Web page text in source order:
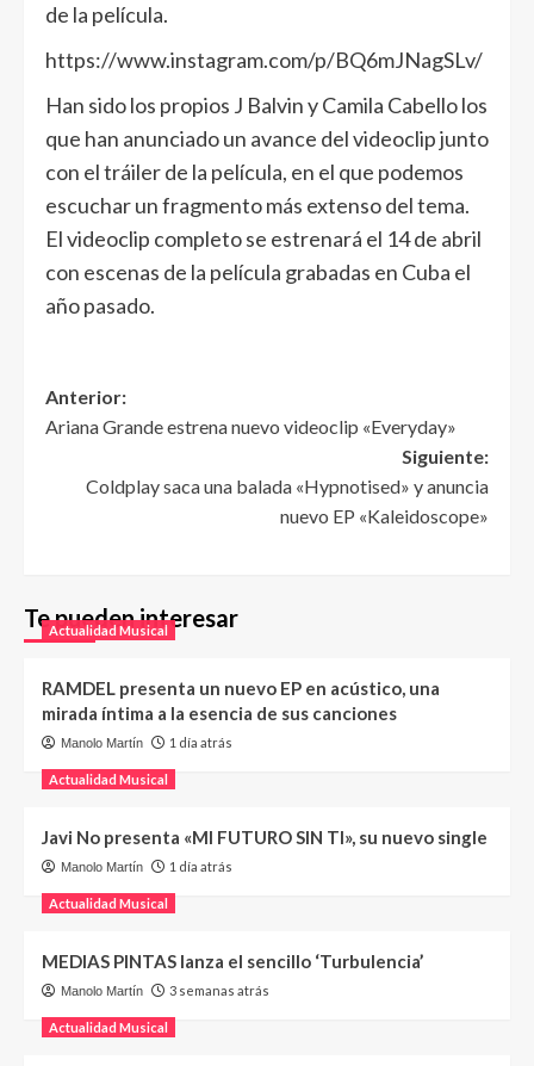
de la película.
https://www.instagram.com/p/BQ6mJNagSLv/
Han sido los propios J Balvin y Camila Cabello los
que han anunciado un avance del videoclip junto
con el tráiler de la película, en el que podemos
escuchar un fragmento más extenso del tema.
El videoclip completo se estrenará el 14 de abril
con escenas de la película grabadas en Cuba el
año pasado.
Anterior:
Ariana Grande estrena nuevo videoclip «Everyday»
Siguiente:
Coldplay saca una balada «Hypnotised» y anuncia
nuevo EP «Kaleidoscope»
Te pueden interesar
Actualidad Musical
RAMDEL presenta un nuevo EP en acústico, una
mirada íntima a la esencia de sus canciones
Manolo Martín 1 día atrás
Actualidad Musical
Javi No presenta «MI FUTURO SIN TI», su nuevo single
Manolo Martín 1 día atrás
Actualidad Musical
MEDIAS PINTAS lanza el sencillo ‘Turbulencia’
Manolo Martín 3 semanas atrás
Actualidad Musical